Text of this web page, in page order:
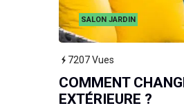
SALON JARDIN
7207Vues
COMMENT
EXTÉRIEURE ?